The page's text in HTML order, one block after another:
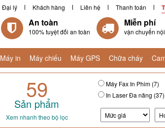
Đại lý Khách hàng Liên hệ Thanh toán
An toàn
100% tuyệt đối an toàn
Miễn phí
vận chuyển
Máy in Máy chiếu Máy GPS Chữa cháy
59
Sản phẩm
Xem nhanh theo bộ lọc
Máy Fax In Phim (7)
In Laser Đa năng (37)